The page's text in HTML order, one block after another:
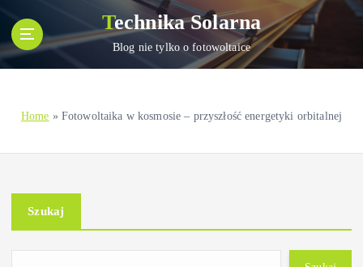
i
n
Technika Solarna
Blog nie tylko o fotowoltaice
Home » Fotowoltaika w kosmosie – przyszłość energetyki orbitalnej
Szukaj